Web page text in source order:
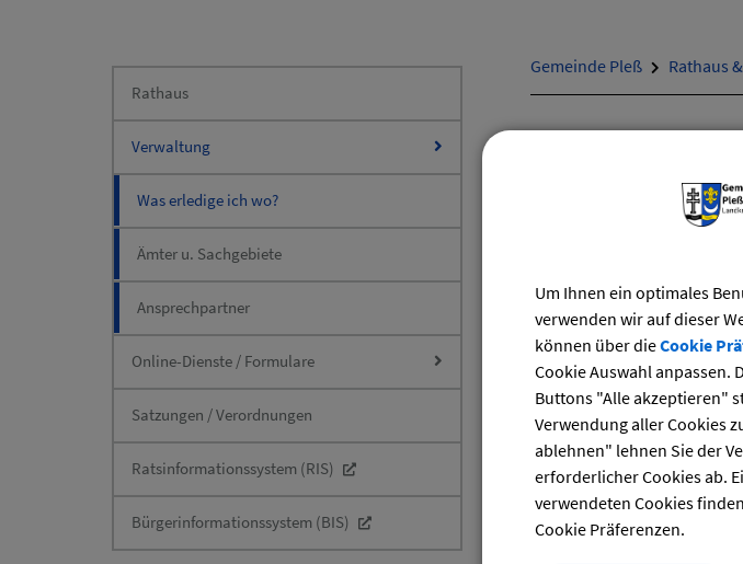
Rathaus
Verwaltung
Was erledige ich wo?
Ämter u. Sachgebiete
Ansprechpartner
Online-Dienste / Formulare
Satzungen / Verordnungen
Ratsinformationssystem (RIS)
Bürgerinformationssystem (BIS)
Gemeinde Pleß Rathaus
DIE
Die Einnahmen der
einzuziehen, ihr Eingang ist
LANGBESCHREIBUNG
Um Ihnen ein optimales
verwenden wir auf dieser
können über dieCookie
Cookie Auswahl anpassen.
Buttons "Alle akzeptieren"
Verwendung aller Cookies
ablehnen" lehnen Sie der
erforderlicher Cookies ab.
verwendeten Cookies
Cookie Präferenzen.